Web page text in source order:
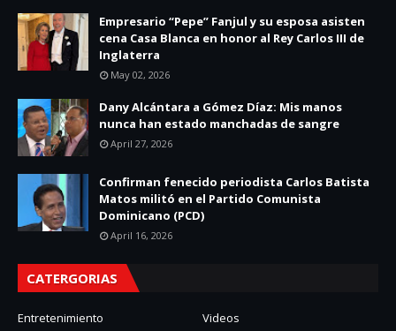
Empresario “Pepe” Fanjul y su esposa asisten
cena Casa Blanca en honor al Rey Carlos III de
Inglaterra
May 02, 2026
Dany Alcántara a Gómez Díaz: Mis manos
nunca han estado manchadas de sangre
April 27, 2026
Confirman fenecido periodista Carlos Batista
Matos militó en el Partido Comunista
Dominicano (PCD)
April 16, 2026
CATERGORIAS
Entretenimiento
Videos